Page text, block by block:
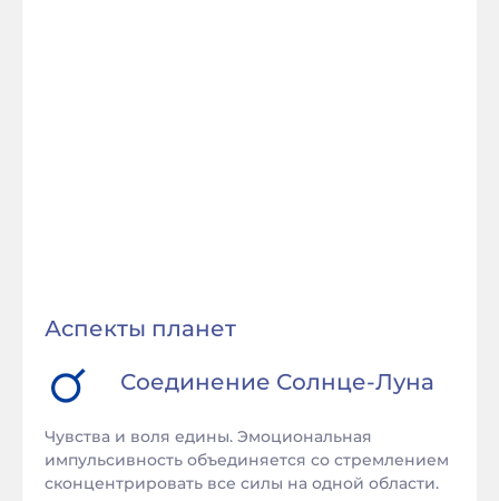
Аспекты планет
Соединение Солнце-Луна
Чувства и воля едины. Эмоциональная
импульсивность объединяется со стремлением
сконцентрировать все силы на одной области.